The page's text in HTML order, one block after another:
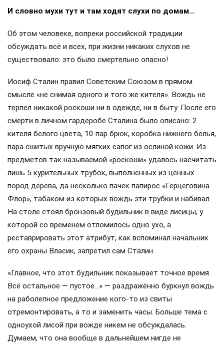
И словно мухи тут и там ходят слухи по домам…
Об этом человеке, вопреки российской традиции
обсуждать всё и всех, при жизни никаких слухов не
существовало: это было смертельно опасно!
Иосиф Сталин правил Советским Союзом в прямом
смысле «не снимая одного и того же кителя». Вождь не
терпел никакой роскоши ни в одежде, ни в быту. После его
смерти в личном гардеробе Сталина было описано: 2
кителя белого цвета, 10 пар брюк, коробка нижнего белья,
пара сшитых вручную мягких сапог из ослиной кожи. Из
предметов так называемой «роскоши» удалось насчитать
лишь 5 курительных трубок, выполненных из ценных
пород дерева, да несколько пачек папирос «Герцеговина
Флор», табаком из которых вождь эти трубки и набивал.
На столе стоял бронзовый будильник в виде лисицы, у
которой со временем отломилось одно ухо, а
реставрировать этот атрибут, как вспоминал начальник
его охраны Власик, запретил сам Сталин.
«Главное, что этот будильник показывает точное время.
Всё остальное — пустое…» — раздражённо буркнул вождь
на раболепное предложение кого-то из свиты
отремонтировать, а то и заменить часы. Больше тема с
одноухой лисой при вожде никем не обсуждалась.
Думаем, что она вообще в дальнейшем нигде не